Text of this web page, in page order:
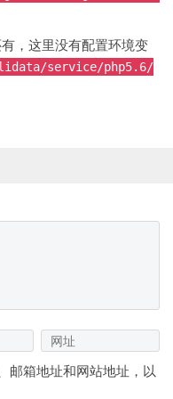
，这里没有配置环境变
service/php5.6/
邮箱地址和网站地址，以